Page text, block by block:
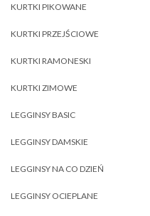
KURTKI PIKOWANE
KURTKI PRZEJŚCIOWE
KURTKI RAMONESKI
KURTKI ZIMOWE
LEGGINSY BASIC
LEGGINSY DAMSKIE
LEGGINSY NA CO DZIEŃ
LEGGINSY OCIEPLANE